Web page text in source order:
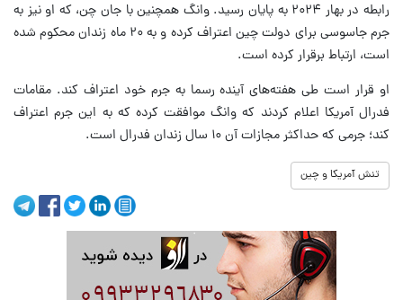
رابطه در بهار ۲۰۲۴ به پایان رسید. وانگ همچنین با جان چن، که او نیز به
جرم جاسوسی برای دولت چین اعتراف کرده و به ۲۰ ماه زندان محکوم شده
است، ارتباط برقرار کرده است.
او قرار است طی هفته‌های آینده رسما به جرم خود اعتراف کند. مقامات
فدرال آمریکا اعلام کردند که وانگ موافقت کرده که به این جرم اعتراف
کند؛ جرمی که حداکثر مجازات آن ۱۰ سال زندان فدرال است.
تنش آمریکا و چین